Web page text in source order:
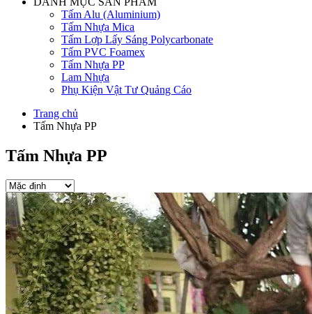
Tấm Alu (Aluminium)
Tấm Nhựa Mica
Tấm Lợp Lấy Sáng Polycarbonate
Tấm PVC Foamex
Tấm Nhựa PP
Lam Nhựa
Phụ Kiện Vật Tư Quảng Cáo
Trang chủ
Tấm Nhựa PP
Tấm Nhựa PP